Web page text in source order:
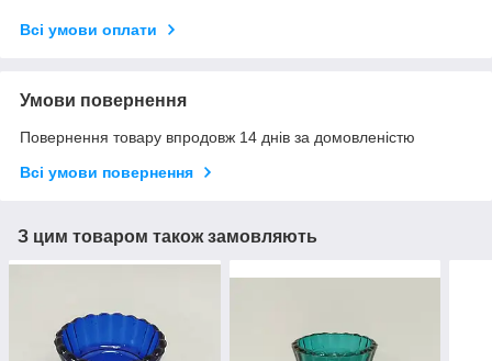
Всі умови оплати
Умови повернення
Повернення товару впродовж 14 днів за домовленістю
Всі умови повернення
З цим товаром також замовляють